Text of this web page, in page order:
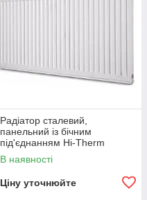
Радіатор сталевий,
панельний із бічним
під'єднанням Hi-Therm
Compact 11
В наявності
Ціну уточнюйте